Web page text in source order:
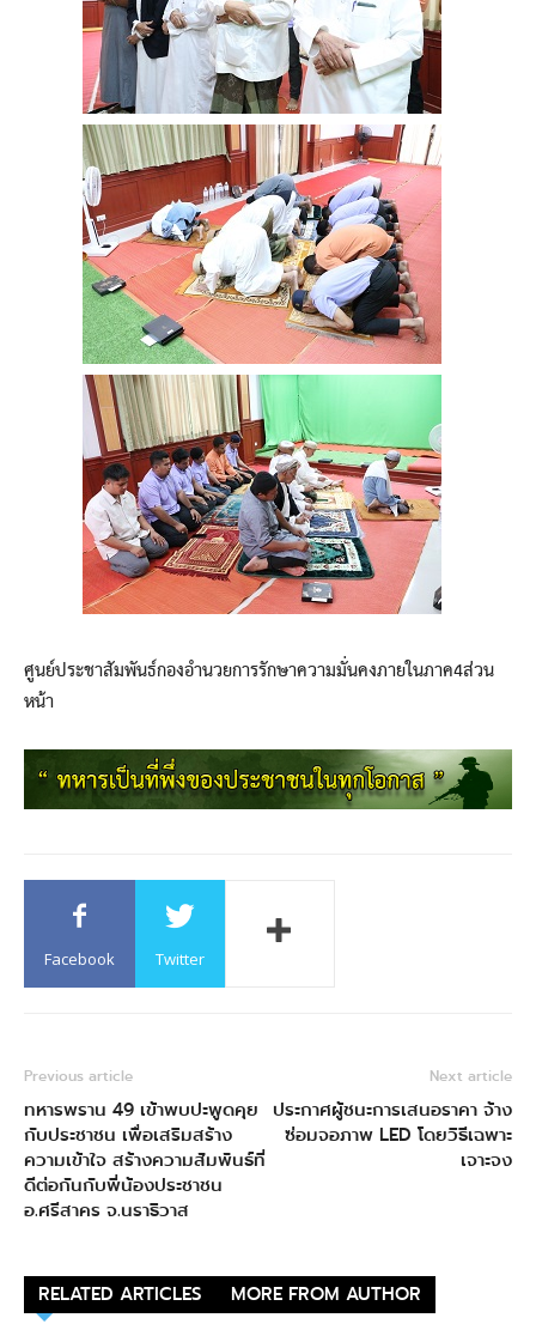
ศูนย์ประชาสัมพันธ์กองอำนวยการรักษาความมั่นคงภายในภาค4ส่วน
หน้า
Facebook Twitter
Previous article
ทหารพราน 49 เข้าพบปะพูดคุย
กับประชาชน เพื่อเสริมสร้าง
ความเข้าใจ สร้างความสัมพันธ์ที่
ดีต่อกันกับพี่น้องประชาชน
อ.ศรีสาคร จ.นราธิวาส
Next article
ประกาศผู้ชนะการเสนอราคา จ้าง
ซ่อมจอภาพ LED โดยวิธีเฉพาะ
เจาะจง
RELATED ARTICLES MORE FROM AUTHOR